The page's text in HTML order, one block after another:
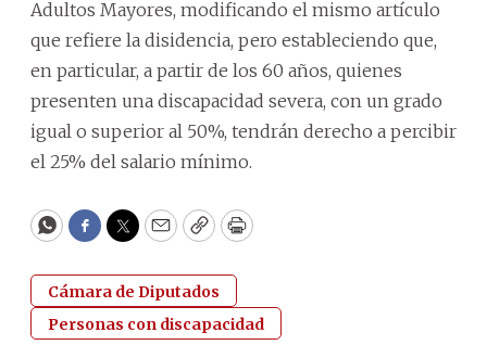
Adultos Mayores, modificando el mismo artículo
que refiere la disidencia, pero estableciendo que,
en particular, a partir de los 60 años, quienes
presenten una discapacidad severa, con un grado
igual o superior al 50%, tendrán derecho a percibir
el 25% del salario mínimo.
WhatsApp
Facebook
Twitter
EmailCopyPrint
Cámara de Diputados
Personas con discapacidad